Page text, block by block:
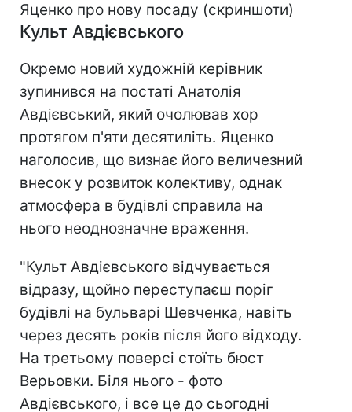
Яценко про нову посаду (скриншоти)
Культ Авдієвського
Окремо новий художній керівник
зупинився на постаті Анатолія
Авдієвський, який очолював хор
протягом п'яти десятиліть. Яценко
наголосив, що визнає його величезний
внесок у розвиток колективу, однак
атмосфера в будівлі справила на
нього неоднозначне враження.
"Культ Авдієвського відчувається
відразу, щойно переступаєш поріг
будівлі на бульварі Шевченка, навіть
через десять років після його відходу.
На третьому поверсі стоїть бюст
Верьовки. Біля нього - фото
Авдієвського, і все це до сьогодні